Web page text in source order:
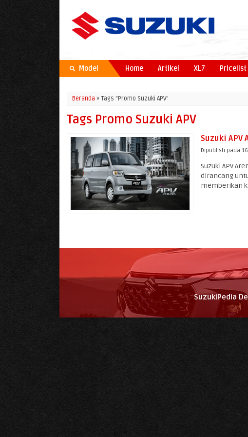
Model Home Artikel XL7 Pricelist
Beranda »Tags "Promo Suzuki APV"
Tags Promo Suzuki APV
Suzuki
Dipublish pada
Suzuki APV
dirancang
memberikan
SuzukiPedia